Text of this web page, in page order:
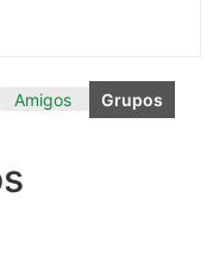
Amigos Grupos